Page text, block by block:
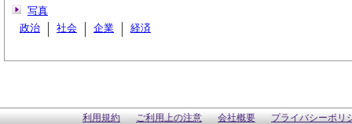
写真
政治
社会 企業 経済
利用規約 ご利用上の注意 会社概要 プライバシーポリ